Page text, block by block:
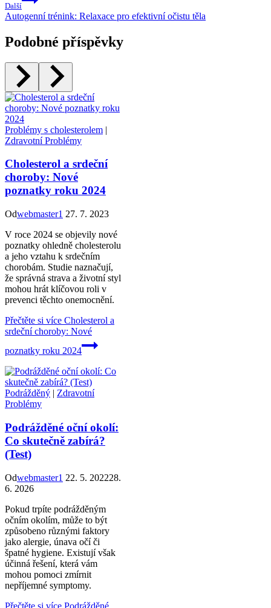
Další
Autogenní trénink: Relaxace pro efektivní očistu těla
Podobné příspěvky
Problémy s cholesterolem |
Zdravotní Problémy
Cholesterol a srdeční
choroby: Nové
poznatky roku 2024
Odwebmaster1 27. 7. 2023
V roce 2024 se objevily nové
poznatky ohledně cholesterolu
a jeho vztahu k srdečním
chorobám. Studie naznačují,
že správná strava a životní styl
mohou hrát klíčovou roli v
prevenci těchto onemocnění.
Přečtěte si více Cholesterol a
srdeční choroby: Nové
poznatky roku 2024
Podrážděný | Zdravotní
Problémy
Podrážděné oční okolí:
Co skutečně zabírá?
(Test)
Odwebmaster1 22. 5. 202228.
6. 2026
Pokud trpíte podrážděným
očním okolím, může to být
způsobeno různými faktory
jako alergie, únava očí či
špatné hygiene. Existují však
účinná řešení, která vám
mohou pomoci zmírnit
nepříjemné symptomy.
Přečtěte si více Podrážděné